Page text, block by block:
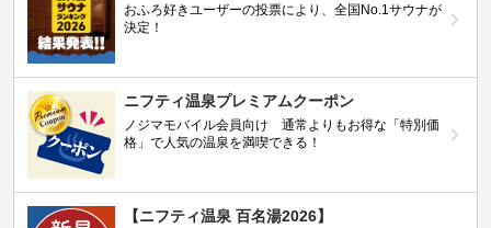
おふろ好きユーザーの投票により、全国No.1サウナが
決定！
ニフティ温泉プレミアムクーポン
ノジマモバイル会員向け 通常よりもお得な「特別価
格」で人気の温泉を満喫できる！
【ニフティ温泉 百名湯2026】